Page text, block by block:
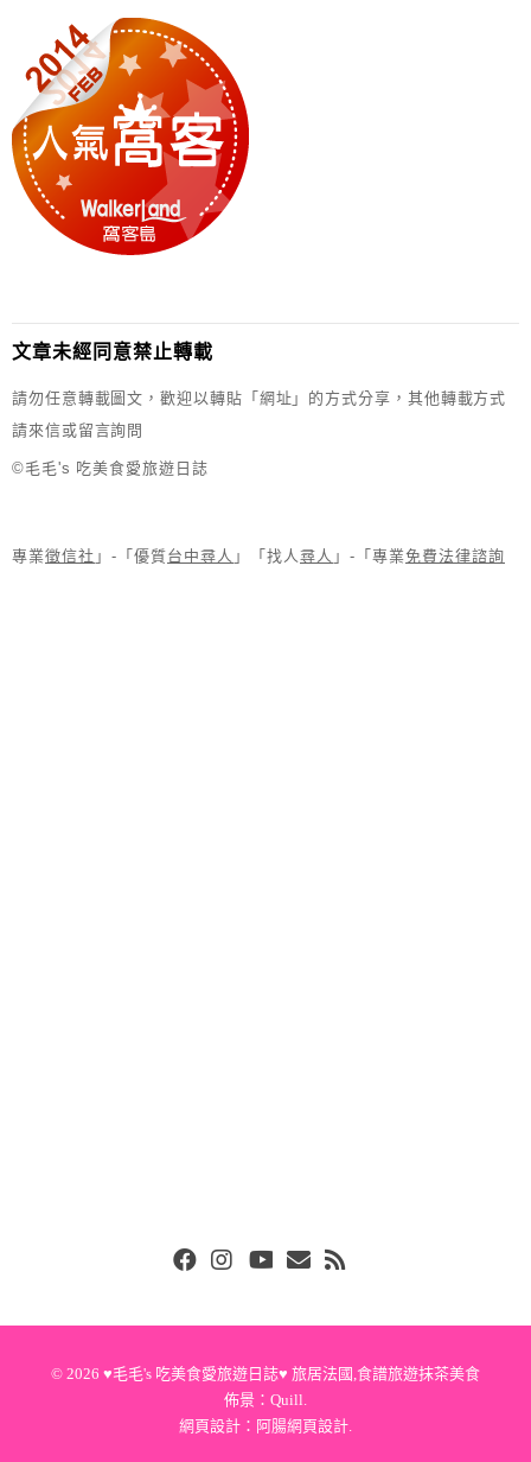
文章未經同意禁止轉載
請勿任意轉載圖文，歡迎以轉貼「網址」的方式分享，其他轉載方式
請來信或留言詢問
©毛毛's 吃美食愛旅遊日誌
專業徵信社 」-「優質台中尋人 」「找人尋人 」-「專業免費法律諮詢
© 2026 ♥毛毛's 吃美食愛旅遊日誌♥ 旅居法國,食譜旅遊抹茶美食
佈景： Quill.
網頁設計： 阿腸網頁設計.